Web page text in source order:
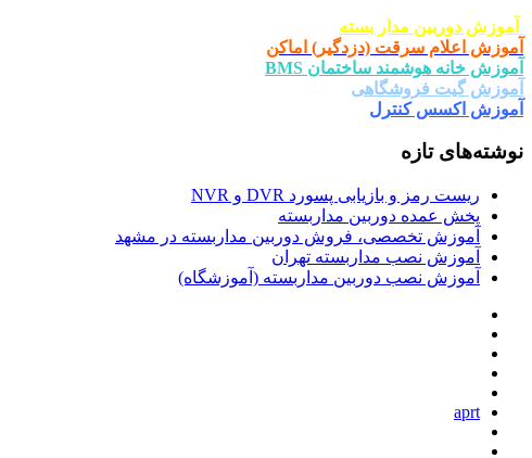
آموزش دوربین مدار بسته
آموزش اعلام سرقت (دزدگیر) اماکن
آموزش خانه هوشمند ساختمان BMS
آموزش گیت فروشگاهی
آموزش اکسس کنترل
نوشته‌های تازه
ریست رمز و بازیابی پسورد DVR و NVR
پخش عمده دوربین مداربسته
آموزش تخصصی، فروش دوربین مداربسته در مشهد
آموزش نصب مداربسته تهران
آموزش نصب دوربین مداربسته (آموزشگاه)
aprt